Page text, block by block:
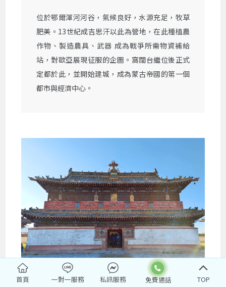
位於鄂爾渾河河谷，氣候良好，水源充足，牧草
肥美。13世紀成吉思汗以此為營地，在此種植農
作物、製造農具、武器 成為戰爭所需物資補給
站，對歐亞展現征服的企圖。窩闊台繼位後正式
定都於此，並開始建城，成為蒙古帝國的第一個
都市與經濟中心。
蒙古最古老 最大的喇嘛教寺廟
首頁 一對一服務 私訊服務 TOP